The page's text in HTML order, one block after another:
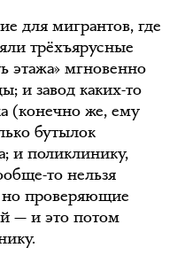
для мигрантов, где
трёхъярусные
этажа» мгновенно
и завод каких-то
(конечно же, ему
бутылок
и поликлинику,
то нельзя
проверяющие
— и это потом